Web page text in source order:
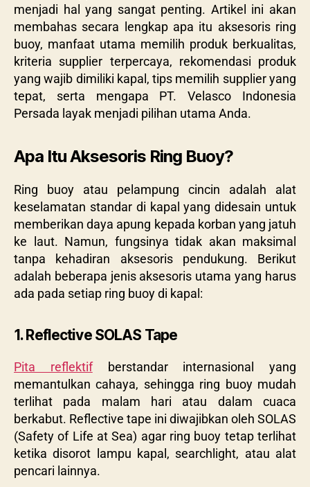
menjadi hal yang sangat penting. Artikel ini akan
membahas secara lengkap apa itu aksesoris ring
buoy, manfaat utama memilih produk berkualitas,
kriteria supplier terpercaya, rekomendasi produk
yang wajib dimiliki kapal, tips memilih supplier yang
tepat, serta mengapa PT. Velasco Indonesia
Persada layak menjadi pilihan utama Anda.
Apa Itu Aksesoris Ring Buoy?
Ring buoy atau pelampung cincin adalah alat
keselamatan standar di kapal yang didesain untuk
memberikan daya apung kepada korban yang jatuh
ke laut. Namun, fungsinya tidak akan maksimal
tanpa kehadiran aksesoris pendukung. Berikut
adalah beberapa jenis aksesoris utama yang harus
ada pada setiap ring buoy di kapal:
1. Reflective SOLAS Tape
Pita reflektifberstandar internasional yang
memantulkan cahaya, sehingga ring buoy mudah
terlihat pada malam hari atau dalam cuaca
berkabut. Reflective tape ini diwajibkan oleh SOLAS
(Safety of Life at Sea) agar ring buoy tetap terlihat
ketika disorot lampu kapal, searchlight, atau alat
pencari lainnya.